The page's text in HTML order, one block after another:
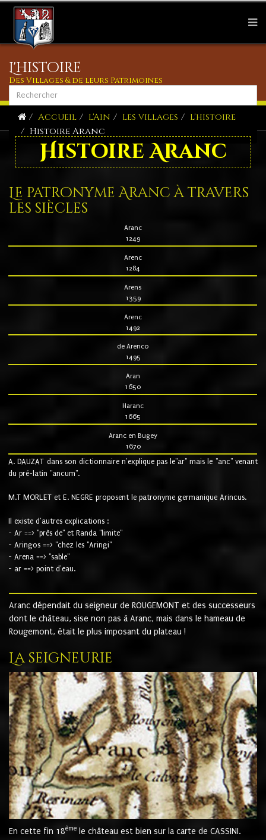
L'histoire
Des Villages & de leurs Patrimoines
Accueil L'Ain Les villages
L'histoire
Histoire Aranc
Histoire Aranc
Le patronyme Aranc à travers
les siècles
Aranc
1249
Arenc
1284
Arens
1359
Arenc
1492
de Arenco
1495
Aran
1650
Haranc
1665
Aranc en Bugey
1670
A. DAUZAT dans son dictionnaire n'explique pas le"ar" mais le "anc" venant
du pré-latin "ancum".
M.T MORLET et E. NEGRE proposent le patronyme germanique Arincus.
Il existe d'autres explications :
- Ar ==> "près de" et Randa "limite"
- Aringos ==> "chez les "Aringi"
- Arena ==> "sable"
- ar ==> point d'eau.
Aranc dépendait du seigneur de ROUGEMONT et des successeurs
dont le château, sise non pas à Aranc, mais dans le hameau de
Rougemont, était le plus imposant du plateau !
La seigneurie
En cette fin 18ème le château est bien sur la carte de CASSINI.